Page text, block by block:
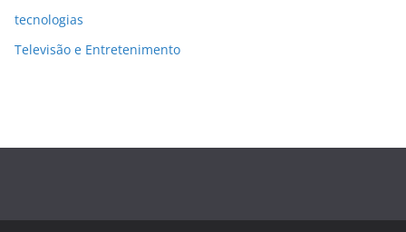
tecnologias
Televisão e Entretenimento